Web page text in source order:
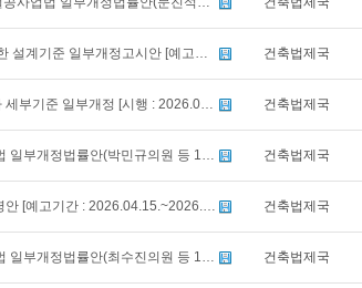
[행정예고] 공동주택 결로 방지를 위한 설계기준 일부개정고시안 [예고기간 : 2026.04.24.~2026.05.14.] 건축법제국
[훈령예규고시] 건축물 안전영향평가 세부기준 일부개정 [시행 : 2026.04.24] 건축법제국
[법령] [의원발의] [2218498] 주차장법 일부개정법률안(박민규의원 등 16인) [발의: 2026-04-22] 건축법제국
[입법예고] 건축법 시행령 일부개정령안 [예고기간 : 2026.04.15.~2026.05.26.] 건축법제국
[법령] [의원발의] [2218278] 주차장법 일부개정법률안(최수진의원 등 10인) [발의: 2026-04-13] 건축법제국